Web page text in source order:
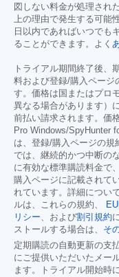
図しない料金が処理され
上の理由で発生する可能
日以内であればいつでも
ることができます。よく
トライアル期間終了後、
料および登録/購入ページ
す。価格は国またはプロ
異なる場合があります）
前払い請求されます。価
Pro Windows/SpyHunter
は、登録/購入ページの規
では、継続的かつ中断の
に有効な標準購読料金で
購入ページに記載されて
れています。詳細につい
ルは、これらの規約、
リシー、および割引規約
ストールする場合は、 そ
定期購読の自動更新の支
にご提供いただいたメー
ます。トライアル開始時